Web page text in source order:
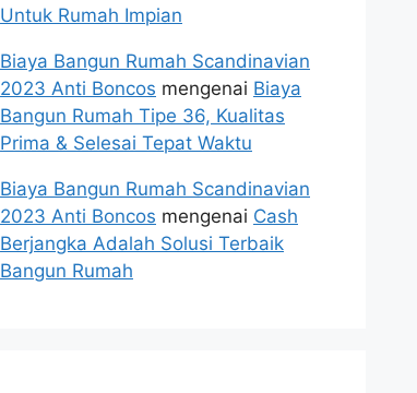
Untuk Rumah Impian
Biaya Bangun Rumah Scandinavian
2023 Anti Boncos mengenai Biaya
Bangun Rumah Tipe 36, Kualitas
Prima & Selesai Tepat Waktu
Biaya Bangun Rumah Scandinavian
2023 Anti Boncos mengenai Cash
Berjangka Adalah Solusi Terbaik
Bangun Rumah